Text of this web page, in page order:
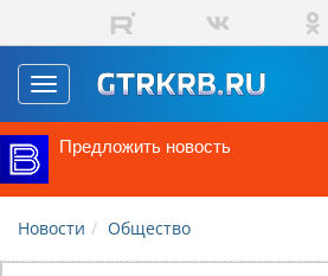
Перейти к основному содержанию
Toggle
navigation
Предложить новость
Новости Общество